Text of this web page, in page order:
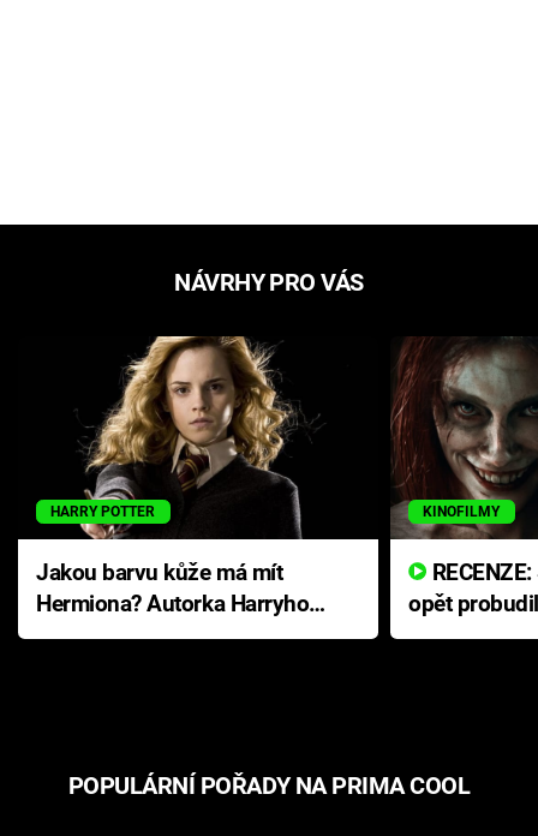
NÁVRHY PRO VÁS
HARRY POTTER
Jakou barvu kůže má mít
Hermiona? Autorka Harryho
Pottera přišla s ráznou
KINOFILMY
opět
přichází s
POPULÁRNÍ POŘADY NA PRIMA COOL